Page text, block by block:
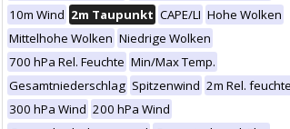
10m Wind 2m Taupunkt CAPE/LI Hohe Wolken
Mittelhohe Wolken Niedrige Wolken
700 hPa Rel. Feuchte Min/Max Temp.
Gesamtniederschlag Spitzenwind 2m Rel. feuchte
300 hPa Wind 200 hPa Wind